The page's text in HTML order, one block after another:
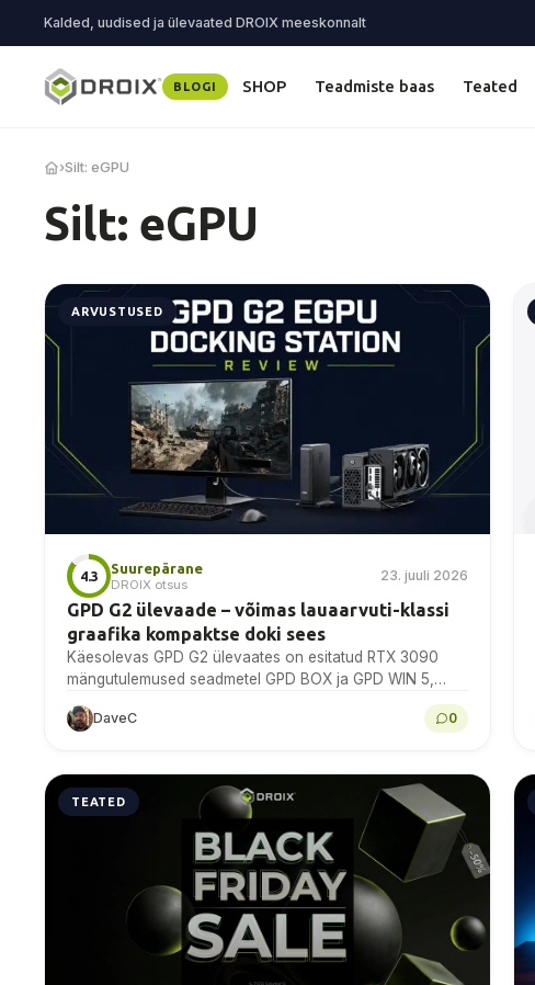
Kalded, uudised ja ülevaated DROIX meeskonnalt
BLOGI SHOP Teadmiste baas Teated
›Silt: eGPU
Silt: eGPU
ARVUSTUSED
4.3
Suurepärane
DROIX otsus
23. juuli 2026
GPD G2 ülevaade – võimas lauaarvuti-klassi
graafika kompaktse doki sees
Käesolevas GPD G2 ülevaates on esitatud RTX 3090
mängutulemused seadmetel GPD BOX ja GPD WIN 5,
samuti allikate põhjal kontrollitud ülevaade MCIO-st,
USB4 v2.0-st,...
DaveC 0
TEATED